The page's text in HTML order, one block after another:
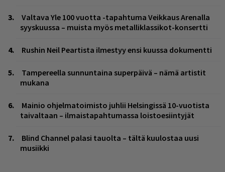
Valtava Yle 100 vuotta -tapahtuma Veikkaus Arenalla
syyskuussa – muista myös metalliklassikot-konsertti
Rushin Neil Peartista ilmestyy ensi kuussa dokumentti
Tampereella sunnuntaina superpäivä – nämä artistit
mukana
Mainio ohjelmatoimisto juhlii Helsingissä 10-vuotista
taivaltaan – ilmaistapahtumassa loistoesiintyjät
Blind Channel palasi tauolta – tältä kuulostaa uusi
musiikki